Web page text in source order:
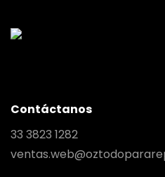
Contáctanos
33 3823 1282